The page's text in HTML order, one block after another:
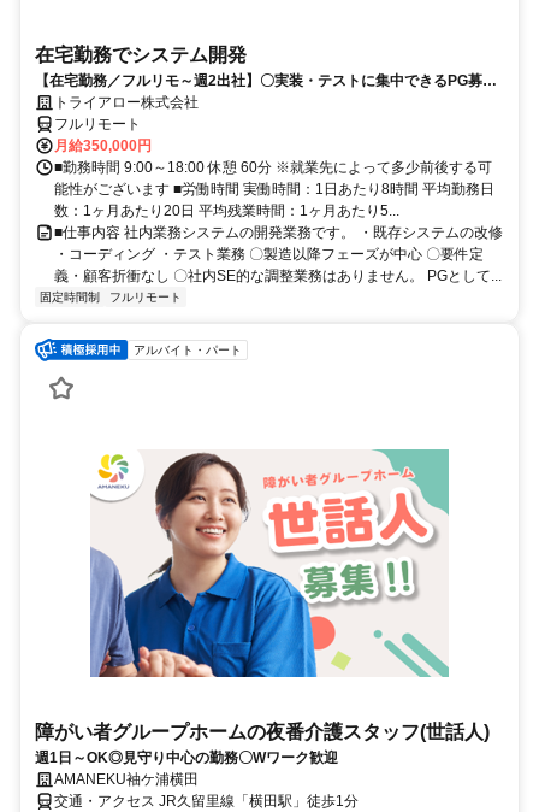
在宅勤務でシステム開発
【在宅勤務／フルリモ～週2出社】〇実装・テストに集中できるPG募集
〇業務用端末貸与あり
トライアロー株式会社
フルリモート
月給350,000円
■勤務時間 9:00～18:00 休憩 60分 ※就業先によって多少前後する可
能性がございます ■労働時間 実働時間：1日あたり8時間 平均勤務日
数：1ヶ月あたり20日 平均残業時間：1ヶ月あたり5...
■仕事内容 社内業務システムの開発業務です。 ・既存システムの改修
・コーディング ・テスト業務 〇製造以降フェーズが中心 〇要件定
義・顧客折衝なし 〇社内SE的な調整業務はありません。 PGとして...
固定時間制 フルリモート
アルバイト・パート
障がい者グループホームの夜番介護スタッフ(世話人)
週1日～OK◎見守り中心の勤務〇Wワーク歓迎
AMANEKU袖ケ浦横田
交通・アクセス JR久留里線「横田駅」徒歩1分